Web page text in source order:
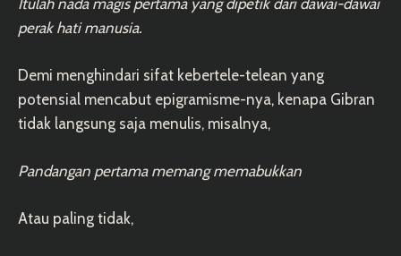
Itulah nada magis pertama yang dipetik dari dawai-dawai
perak hati manusia.
Demi menghindari sifat kebertele-telean yang
potensial mencabut epigramisme-nya, kenapa Gibran
tidak langsung saja menulis, misalnya,
Pandangan pertama memang memabukkan
Atau paling tidak,